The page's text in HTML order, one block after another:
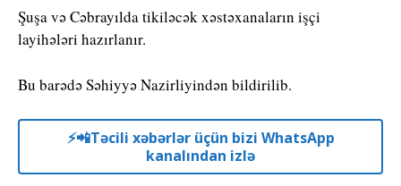
Şuşa və Cəbrayılda tikiləcək xəstəxanaların işçi
layihələri hazırlanır.
Bu barədə Səhiyyə Nazirliyindən bildirilib.
⚡️📲Təcili xəbərlər üçün bizi WhatsApp
kanalından izlə